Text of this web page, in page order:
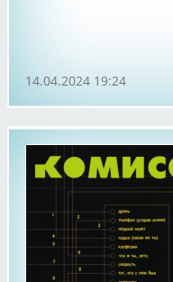
14.04.2024 19:24